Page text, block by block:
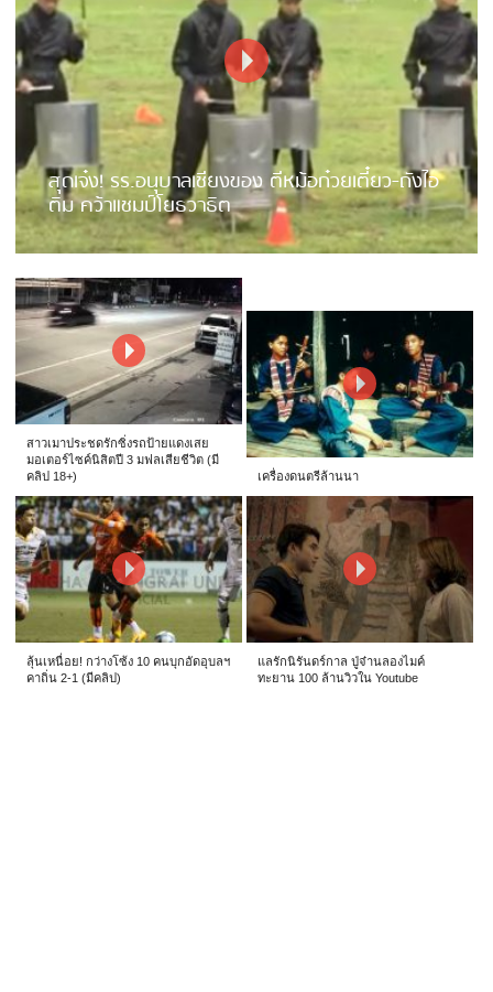
สุดเจ๋ง! รร.อนุบาลเชียงของ ตีหม้อก๋วยเตี๋ยว-ถังไอ
ติม คว้าแชมป์โยธวาธิต
สาวเมาประชดรักซิ่งรถป้ายแดงเสย
มอเตอร์ไซค์นิสิตปี 3 มฟลเสียชีวิต (มี
คลิป 18+)
เครื่องดนตรีล้านนา
ลุ้นเหนื่อย! กว่างโซ้ง 10 คนบุกอัดอุบลฯ
คาถิ่น 2-1 (มีคลิป)
แลรักนิรันดร์กาล ปู่จ๋านลองไมค์
ทะยาน 100 ล้านวิวใน Youtube